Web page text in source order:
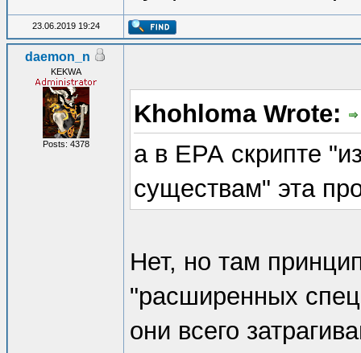
23.06.2019 19:24
daemon_n
KEKWA
Posts: 4378
Khohloma Wrote:
а в ЕРА скрипте
существам" эта
Нет, но там
"расширенных
они всего